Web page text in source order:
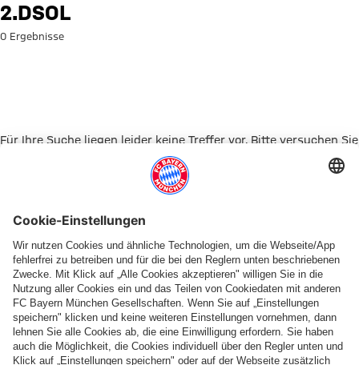
Suche: 2.DSOL
2.DSOL
0 Ergebnisse
Für Ihre Suche liegen leider keine Treffer vor. Bitte versuchen Sie
Zur Startseite